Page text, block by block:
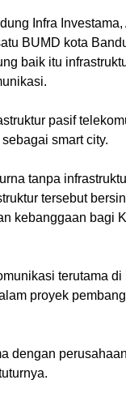
Infra
BUMD kota
baik itu
pasif
smart city.
tanpa
tersebut
kebanggaan bagi
terutama
proyek
dengan